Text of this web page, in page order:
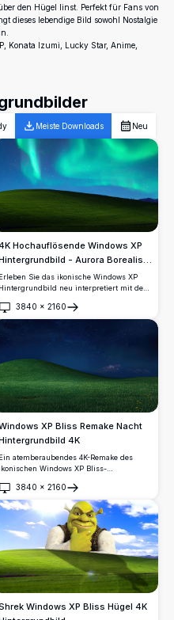
den Hügel linst. Perfekt für Fans von
dieses lebendige Bild sowohl Nostalgie
Konata Izumi, Lucky Star, Anime,
Meiste Downloads Neu
Hochauflösende Windows XP
- Aurora Borealis
Edition
Erleben Sie das ikonische Windows XP
Hintergrundbild neu interpretiert mit der
hochauflösende 4K Bild fängt den ruhigen
Hügel unter einem lebhaften
Nachthimmel ein, perfekt für Desktop-
Hintergründe und bringt einen Hauch von
natürlicher Schönheit und Ruhe auf Ihren
3840 × 2160
Öffnen
XP Bliss Remake Nacht
4K
Ein atemberaubendes 4K-Remake des
Windows XP Bliss-
Zeigt einen üppigen grünen Hügel mit
Wildblumen unter einem
beeindruckenden Sternenhimmel in
tiefem Blau mit leuchtenden Wolken in der
Ferne.
3840 × 2160
Öffnen
Windows XP Bliss Hügel 4K